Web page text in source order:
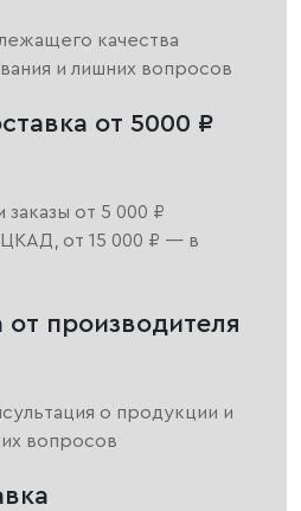
качества
и лишних вопросов
от 5000 ₽
заказы от 5 000 ₽
от 15 000 ₽ — в
производителя
о продукции и
вопросов